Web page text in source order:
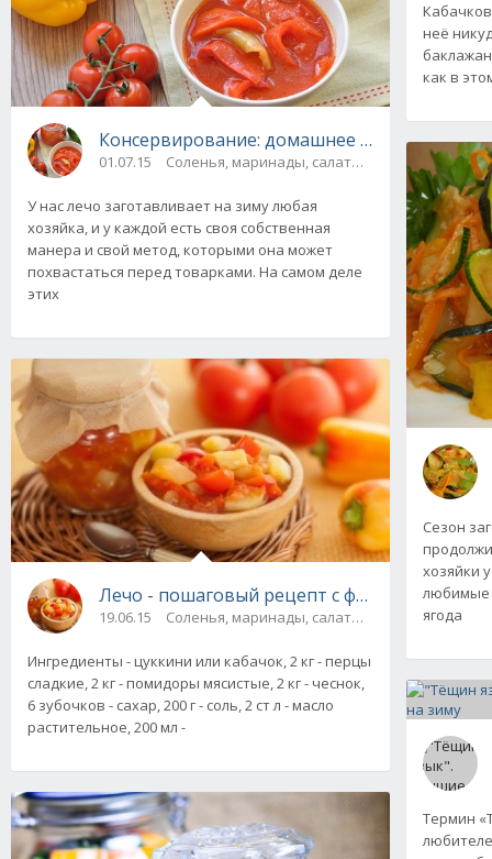
Консервирование: домашнее лечо на зиму
01.07.15 Соленья, маринады, салаты, соте
У нас лечо заготавливает на зиму любая
хозяйка, и у каждой есть своя собственная
манера и свой метод, которыми она может
похвастаться перед товарками. На самом деле
этих
Лечо - пошаговый рецепт с фото
19.06.15 Соленья, маринады, салаты, соте
Ингредиенты - цуккини или кабачок, 2 кг - перцы
сладкие, 2 кг - помидоры мясистые, 2 кг - чеснок,
6 зубочков - сахар, 200 г - соль, 2 ст л - масло
растительное, 200 мл -
неё
как в
Сезон
хозяйки
любимые
ягода
Термин